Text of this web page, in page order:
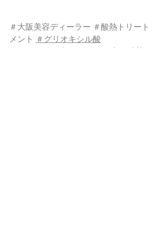
＃大阪美容ディーラー ＃酸熱トリート
メント ＃グリオキシル酸